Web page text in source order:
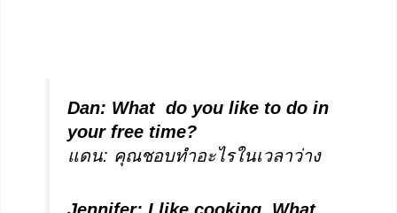
Dan: What do you like to do in
your free time?
แดน: คุณชอบทำอะไรในเวลาว่าง